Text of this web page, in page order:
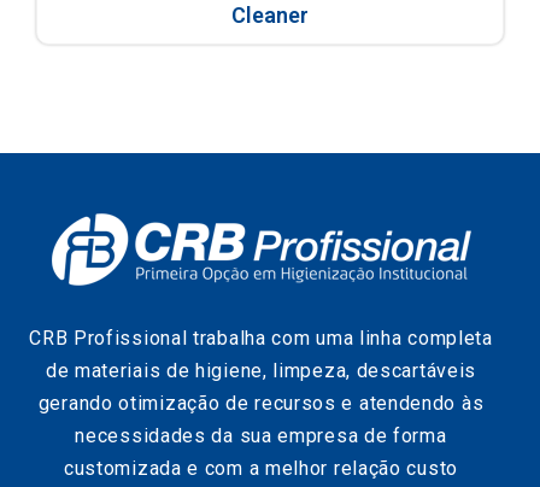
Cleaner
CRB Profissional trabalha com uma linha completa
de materiais de higiene, limpeza, descartáveis
gerando otimização de recursos e atendendo às
necessidades da sua empresa de forma
customizada e com a melhor relação custo